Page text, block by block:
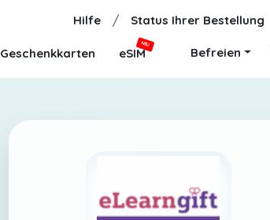
Hilfe / Status Ihrer Bestellung
Geschenkkarten eSIM
NEU
Befreien